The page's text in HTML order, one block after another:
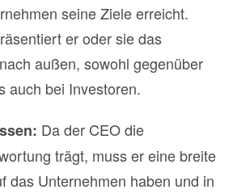
seine Ziele erreicht.
er oder sie das
außen, sowohl gegenüber
auch bei Investoren.
Da der CEO die
trägt, muss er eine breite
das Unternehmen haben und in